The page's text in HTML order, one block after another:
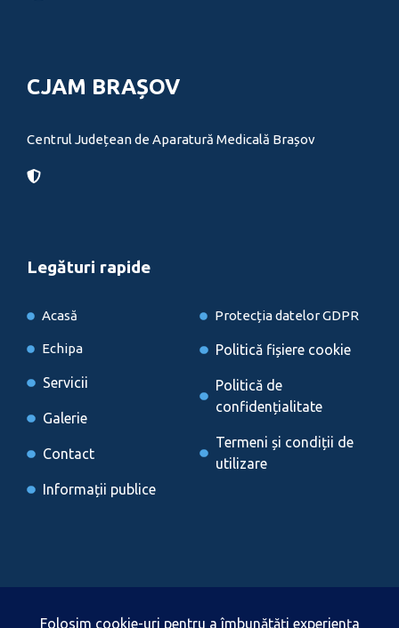
CJAM BRAȘOV
Centrul Județean de Aparatură Medicală Brașov
Legături rapide
Acasă
Echipa
Servicii
Galerie
Contact
Informații publice
Protecția datelor GDPR
Politică fișiere cookie
Politică de
confidențialitate
Termeni și condiții de
utilizare